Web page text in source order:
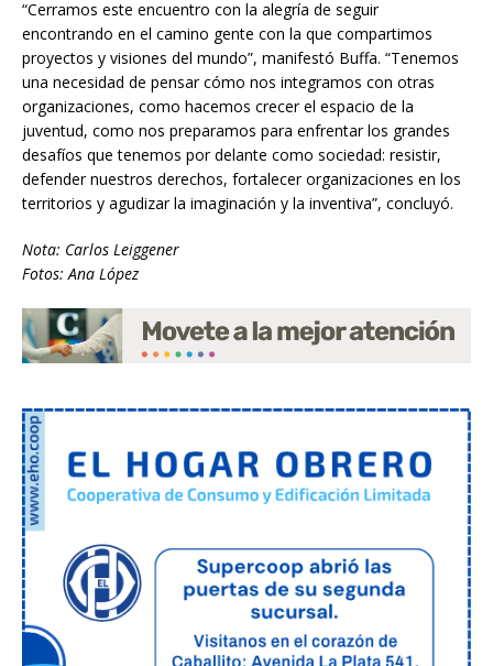
“Cerramos este encuentro con la alegría de seguir
encontrando en el camino gente con la que compartimos
proyectos y visiones del mundo”, manifestó Buffa. “Tenemos
una necesidad de pensar cómo nos integramos con otras
organizaciones, como hacemos crecer el espacio de la
juventud, como nos preparamos para enfrentar los grandes
desafíos que tenemos por delante como sociedad: resistir,
defender nuestros derechos, fortalecer organizaciones en los
territorios y agudizar la imaginación y la inventiva”, concluyó.
Nota: Carlos Leiggener
Fotos: Ana López